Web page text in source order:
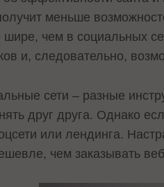
меньше
шире, чем в социальных
и, следовательно,
сети – разные
друг друга. Однако
или лендинга.
чем заказывать